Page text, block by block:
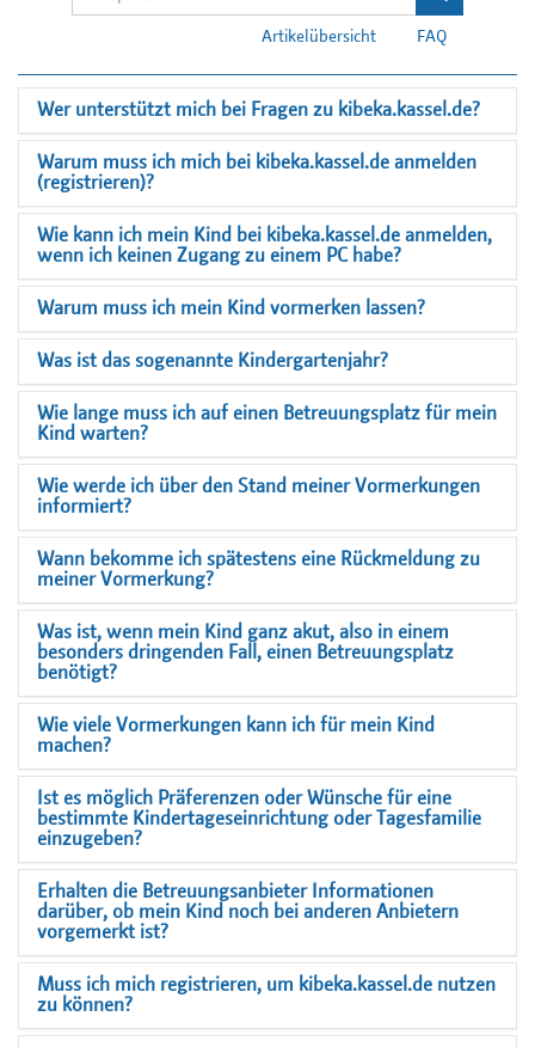
FAQ
Artikelübersicht
Wer unterstützt mich bei Fragen zu kibeka.kassel.de?
Warum muss ich mich bei kibeka.kassel.de anmelden
(registrieren)?
Wie kann ich mein Kind bei kibeka.kassel.de anmelden,
wenn ich keinen Zugang zu einem PC habe?
Warum muss ich mein Kind vormerken lassen?
Was ist das sogenannte Kindergartenjahr?
Wie lange muss ich auf einen Betreuungsplatz für mein
Kind warten?
Wie werde ich über den Stand meiner Vormerkungen
informiert?
Wann bekomme ich spätestens eine Rückmeldung zu
meiner Vormerkung?
Was ist, wenn mein Kind ganz akut, also in einem
besonders dringenden Fall, einen Betreuungsplatz
benötigt?
Wie viele Vormerkungen kann ich für mein Kind
machen?
Ist es möglich Präferenzen oder Wünsche für eine
bestimmte Kindertageseinrichtung oder Tagesfamilie
einzugeben?
Erhalten die Betreuungsanbieter Informationen
darüber, ob mein Kind noch bei anderen Anbietern
vorgemerkt ist?
Muss ich mich registrieren, um kibeka.kassel.de nutzen
zu können?